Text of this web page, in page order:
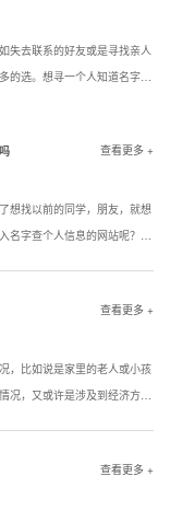
失去联系的好友或是寻找亲人
的选。想寻一个人知道名字该
查看更多 +
想找以前的同学，朋友，就想
名字查个人信息的网站呢？答
查看更多 +
，比如说是家里的老人或小孩
况，又或许是涉及到经济方面
查看更多 +